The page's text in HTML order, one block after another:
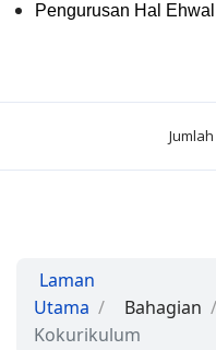
Pengurusan Hal
Laman
Utama
Bahagian
Kokurikulum